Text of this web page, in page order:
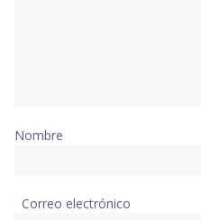
Nombre
Correo electrónico